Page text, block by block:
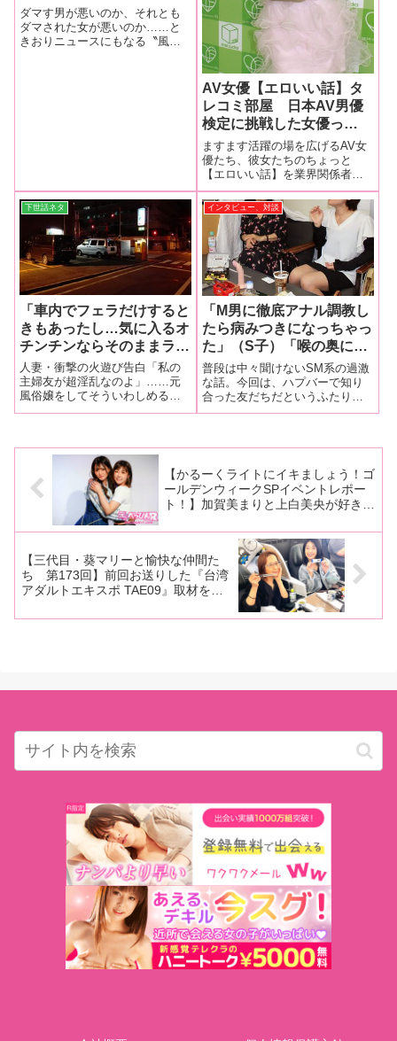
いました（泣）
ダマす男が悪いのか、それとも
ダマされた女が悪いのか……と
きおりニュースにもなる〝風俗
AV女優【エロいい話】タ
レコミ部屋 日本AV男優
検定に挑戦した女優っ
て！？
ますます活躍の場を広げるAV女
優たち、彼女たちのちょっと
【エロいい話】を業界関係者の
タレコミを元にこそっと教えち
ゃいます。日本AV男優検定に挑
戦したことみんの結果は？日本
AV男優検定【3級】のイメージガ
ールをやっている朝倉ことみち
ゃん。公開
下世話ネタ
「車内でフェラだけすると
きもあったし…気に入るオ
チンチンならそのままラブ
ホに…」コインパーキング
即席売春…パッシング５回
は『遊ばない？』の誘惑サ
イン
人妻・衝撃の火遊び告白「私の
主婦友が超淫乱なのよ」……元
風俗嬢をしてそういわしめる美
人妻。それもそのはず、美人妻
う、まるで都市伝説のようなエ
ロ行為だった！！
インタビュー、対談
「M男に徹底アナル調教し
たら病みつきになっちゃっ
た」（S子）「喉の奥に性
感帯があるからイラマチオ
が大好きなの」（M子）…
S子とM子の超過激なSM対
談
普段は中々聞けないSM系の過激
な話。今回は、ハプバーで知り
合った友だちだというふたりの
熟女にお越しいただいたが……
【かるーくライトにイキましょう！ゴ
ールデンウィークSPイベントレポー
ト！】加賀美まりと上白美央が好きな
ングアウト！それを女子マネージャー
がさらに深掘り！
【三代目・葵マリーと愉快な仲間た
ち 第173回】前回お送りした『台湾
アダルトエキスポ TAE09』取材を終
旅行記をお送りします！